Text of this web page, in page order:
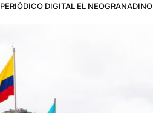
PERIÓDICO DIGITAL EL NEOGRANADINO